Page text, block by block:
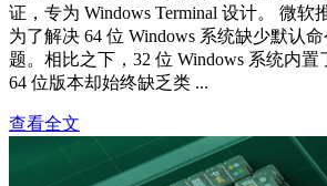
证，专为 Windows Terminal 设计。 微软
为了解决 64 位 Windows 系统缺少默认
题。相比之下，32 位 Windows 系统内置
64 位版本却始终缺乏类 ...
查看全文